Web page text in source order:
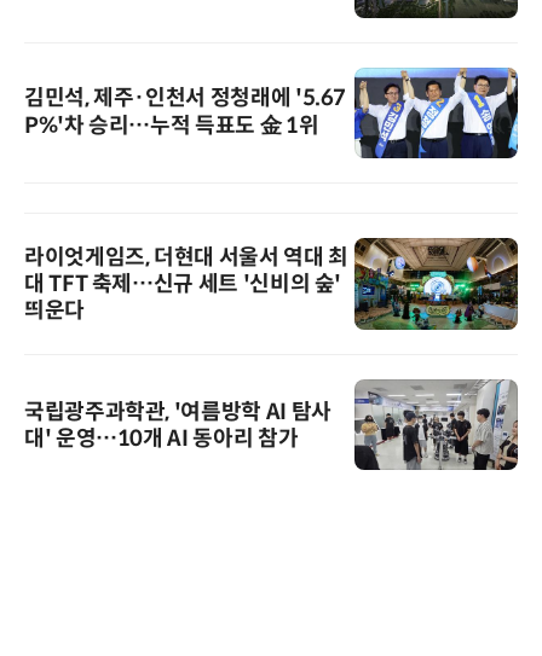
김민석, 제주·인천서 정청래에 '5.67
P%'차 승리…누적 득표도 金 1위
라이엇게임즈, 더현대 서울서 역대 최
대 TFT 축제…신규 세트 '신비의 숲'
띄운다
국립광주과학관, '여름방학 AI 탐사
대' 운영…10개 AI 동아리 참가